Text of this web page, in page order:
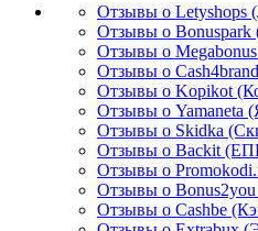
Отзывы о Letyshops
Отзывы о Bonuspark
Отзывы о
Отзывы о
Отзывы о Kopikot
Отзывы о Yamaneta
Отзывы о Skidka
Отзывы о Backit
Отзывы о
Отзывы о
Отзывы о Cashbe